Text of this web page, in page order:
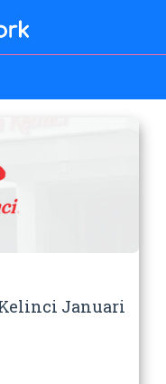
Kelinci Januari